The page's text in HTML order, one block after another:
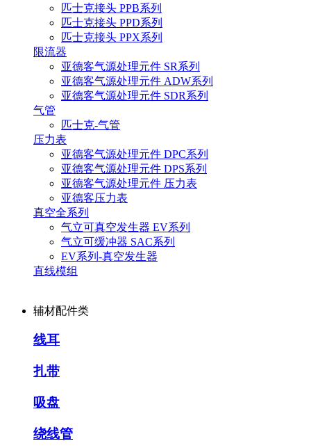
匹士克接头 PPB系列
匹士克接头 PPD系列
匹士克接头 PPX系列
限流器
亚德客气源处理元件 SR系列
亚德客气源处理元件 ADW系列
亚德客气源处理元件 SDR系列
气管
匹士克-气管
压力表
亚德客气源处理元件 DPC系列
亚德客气源处理元件 DPS系列
亚德客气源处理元件 压力表
亚德客压力表
真空全系列
气立可真空发生器 EV系列
气立可缓冲器 SAC系列
EV系列-真空发生器
直线模组
辅材配件类
线耳
扎带
吸盘
绕线管